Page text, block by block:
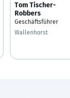
Tom Tischer-
Robbers
Geschäftsführer
Wallenhorst